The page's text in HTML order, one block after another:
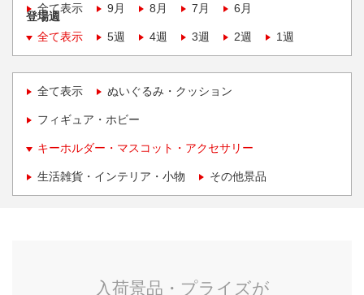
全て表示
9月 8月 7月 6月
登場週
全て表示
5週 4週 3週 2週 1週
全て表示 ぬいぐるみ・クッション
フィギュア・ホビー
キーホルダー・マスコット・アクセサリー
生活雑貨・インテリア・小物 その他景品